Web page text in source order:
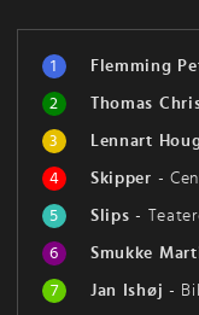
1 Flemming
2
Thomas
3
Lennart
4
Skipper -
5
Slips -
6
Smukke
7
Jan Ishøj -